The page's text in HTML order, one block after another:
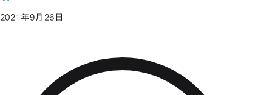
2021年9月26日